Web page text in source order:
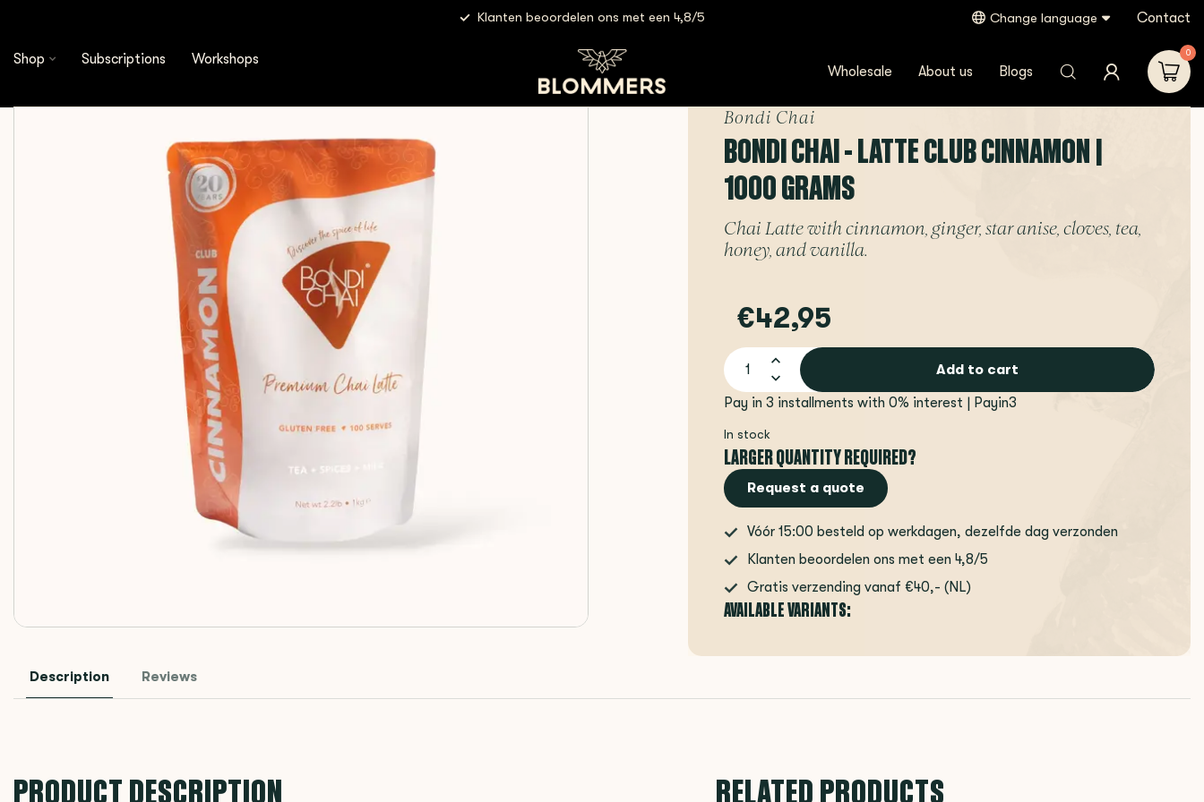
Klanten beoordelen ons met een 4,8/5 Change language Contact
Shop Subscriptions Workshops
Wholesale About us Blogs
0
Bondi Chai - Latte Club Cinnamon | 1000 grams
Bondi Chai
BONDI CHAI - LATTE CLUB CINNAMON |
1000 GRAMS
Chai Latte with cinnamon, ginger, star anise, cloves, tea,
honey, and vanilla.
€42,95
Add to cart
Pay in 3 installments with 0% interest | Payin3
In stock
LARGER QUANTITY REQUIRED?
Request a quote
Vóór 15:00 besteld op werkdagen, dezelfde dag verzonden
Klanten beoordelen ons met een 4,8/5
Gratis verzending vanaf €40,- (NL)
AVAILABLE VARIANTS:
Description Reviews
PRODUCT DESCRIPTION RELATED PRODUCTS